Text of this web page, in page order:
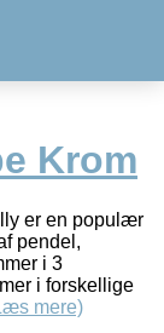
Krom
er en populær
pendel,
i 3
i forskellige
mere)